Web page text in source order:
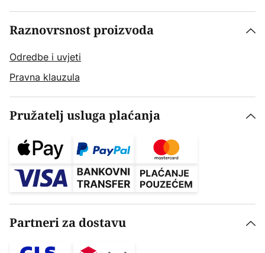
Raznovrsnost proizvoda
Odredbe i uvjeti
Pravna klauzula
Pružatelj usluga plaćanja
Partneri za dostavu